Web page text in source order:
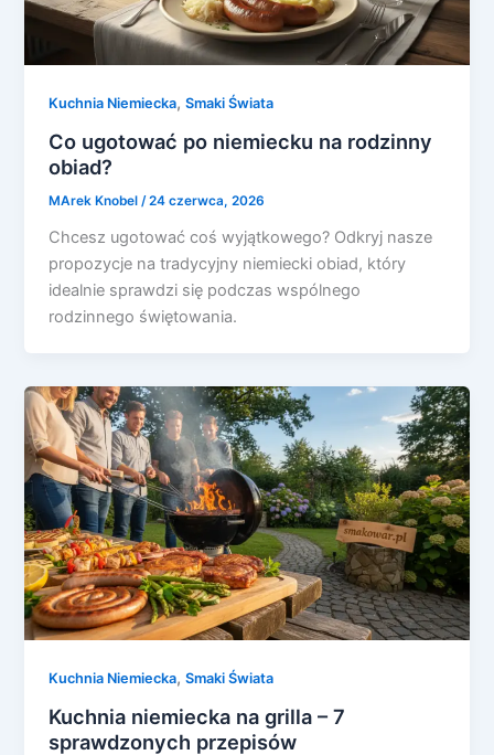
Kuchnia Niemiecka,Smaki Świata
Co ugotować po niemiecku na rodzinny
obiad?
MArek Knobel /24 czerwca, 2026
Chcesz ugotować coś wyjątkowego? Odkryj nasze
propozycje na tradycyjny niemiecki obiad, który
idealnie sprawdzi się podczas wspólnego
rodzinnego świętowania.
Kuchnia Niemiecka,Smaki Świata
Kuchnia niemiecka na grilla – 7
sprawdzonych przepisów